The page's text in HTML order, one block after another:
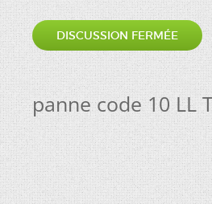
DISCUSSION FERMÉE
panne code 10 LL